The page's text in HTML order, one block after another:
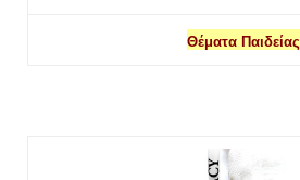
Θέματα Παιδείας